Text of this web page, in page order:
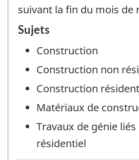
suivant la fin du mois de
Sujets
Construction
Construction non
Construction
Matériaux de
Travaux de génie
résidentiel